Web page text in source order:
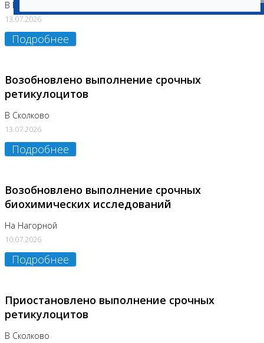
В Бутово
13.07.2026
Подробнее
Возобновлено выполнение срочных
ретикулоцитов
В Сколково
13.07.2026
Подробнее
Возобновлено выполнение срочных
биохимических исследований
На Нагорной
10.07.2026
Подробнее
Приостановлено выполнение срочных
ретикулоцитов
В Сколково